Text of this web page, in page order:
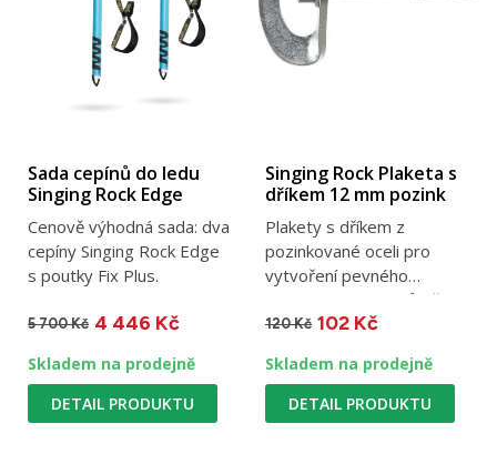
Sada cepínů do ledu
Singing Rock Edge
Cenově výhodná sada: dva
cepíny Singing Rock Edge
s poutky Fix Plus.
5 700 Kč 4 446 Kč
Skladem na prodejně
DETAIL PRODUKTU
Singing Rock Plaketa s
dříkem 12 mm pozink
Plakety s dříkem z
pozinkované oceli pro
vytvoření pevného
kotvícího bodu / průměr
dříku 12 mm /...
120 Kč 102 Kč
Skladem na prodejně
DETAIL PRODUKTU